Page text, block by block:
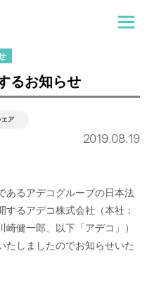
るお知らせ
2019.08.19
あるアデコグループの日本法
するアデコ株式会社（本社：
健一郎、以下「アデコ」）
たしましたのでお知らせいた